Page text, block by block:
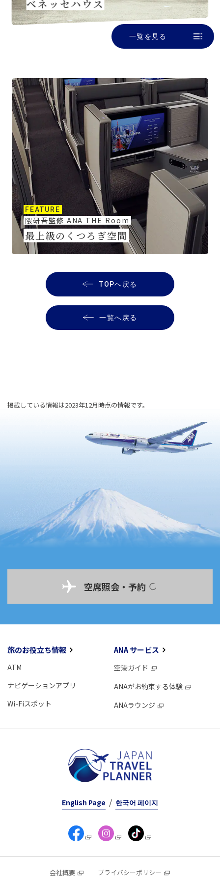
ベネッセハウス
一覧を見る
FEATURE
隈研吾監修 ANA THE Room
最上級のくつろぎ空間
TOPへ戻る
一覧へ戻る
掲載している情報は2023年12月時点の情報です。
空席照会・予約
旅のお役立ち情報
ATM
ナビゲーションアプリ
Wi-Fiスポット
ANA サービス
空港ガイド
ANAがお約束する体験
ANAラウンジ
English Page 한국어 페이지
会社概要 プライバシーポリシー